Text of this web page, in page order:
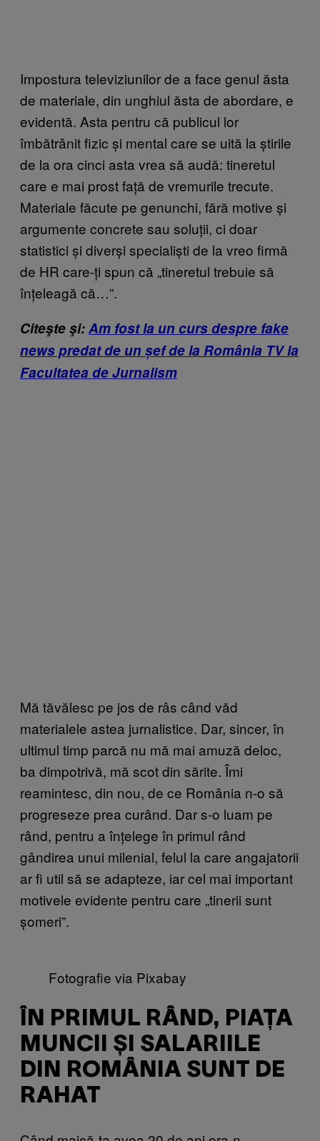
Impostura televiziunilor de a face genul ăsta
de materiale, din unghiul ăsta de abordare, e
evidentă. Asta pentru că publicul lor
îmbătrânit fizic și mental care se uită la știrile
de la ora cinci asta vrea să audă: tineretul
care e mai prost față de vremurile trecute.
Materiale făcute pe genunchi, fără motive și
argumente concrete sau soluții, ci doar
statistici și diverși specialiști de la vreo firmă
de HR care-ți spun că „tineretul trebuie să
înțeleagă că…”.
Citeşte şi:Am fost la un curs despre fake
news predat de un șef de la România TV la
Facultatea de Jurnalism
Mă tăvălesc pe jos de râs când văd
materialele astea jurnalistice. Dar, sincer, în
ultimul timp parcă nu mă mai amuză deloc,
ba dimpotrivă, mă scot din sărite. Îmi
reamintesc, din nou, de ce România n-o să
progreseze prea curând. Dar s-o luam pe
rând, pentru a înțelege în primul rând
gândirea unui milenial, felul la care angajatorii
ar fi util să se adapteze, iar cel mai important
motivele evidente pentru care „tinerii sunt
șomeri”.
Fotografie via Pixabay
ÎN PRIMUL RÂND, PIAȚA
MUNCII ȘI SALARIILE
DIN ROMÂNIA SUNT DE
RAHAT